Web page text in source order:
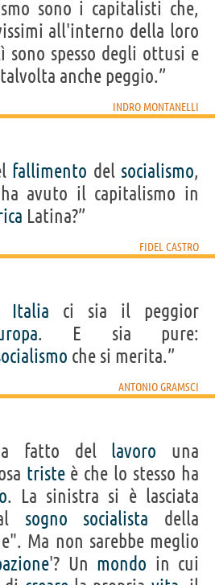
sono i capitalisti che,
all'interno della loro
spesso degli ottusi e
anche peggio.”
INDRO MONTANELLI
fallimento del socialismo,
ha avuto il capitalismo in
Latina?”
FIDEL CASTRO
Italia ci sia il peggior
. E sia pure:
che si merita.”
ANTONIO GRAMSCI
fatto del lavoro una
tristeè che lo stesso ha
. La sinistra si è lasciata
sogno socialista della
Ma non sarebbe meglio
'? Un mondo in cui